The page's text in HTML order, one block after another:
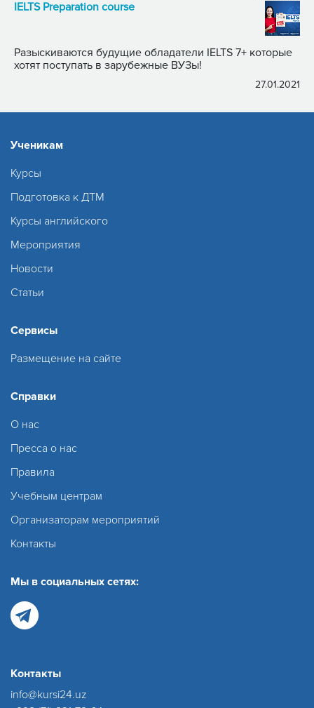
IELTS Preparation course
Разыскиваются будущие обладатели IELTS 7+ которые
хотят поступать в зарубежные ВУЗы!
27.01.2021
Ученикам
Курсы
Подготовка к ДТМ
Курсы английского
Мероприятия
Новости
Статьи
Сервисы
Размещение на сайте
Справки
О нас
Пресса о нас
Правила
Учебным центрам
Организаторам мероприятий
Контакты
Мы в социальных сетях:
Контакты
info@kursi24.uz